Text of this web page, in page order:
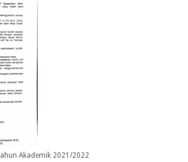
Akademik 2021/2022